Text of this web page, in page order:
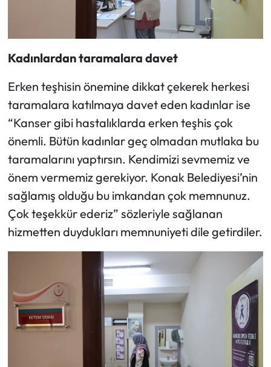
Kadınlardan taramalara davet
Erken teşhisin önemine dikkat çekerek herkesi
taramalara katılmaya davet eden kadınlar ise
“Kanser gibi hastalıklarda erken teşhis çok
önemli. Bütün kadınlar geç olmadan mutlaka bu
taramalarını yaptırsın. Kendimizi sevmemiz ve
önem vermemiz gerekiyor. Konak Belediyesi’nin
sağlamış olduğu bu imkandan çok memnunuz.
Çok teşekkür ederiz” sözleriyle sağlanan
hizmetten duydukları memnuniyeti dile getirdiler.